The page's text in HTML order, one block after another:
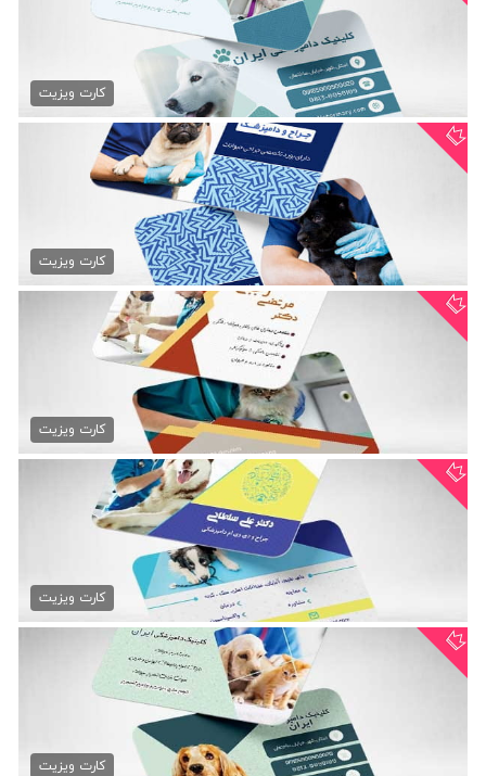
کارت ویزیت کلینیک دامپزشکی
کارت ویزیت
کارت ویزیت کلینیک دامپزشکی
79,000 تومان
کارت ویزیت
کارت ویزیت پزشک حیوانات
79,000 تومان
کارت ویزیت
دانلود کارت ویزیت دامپزشکی
79,000 تومان
کارت ویزیت
کارت ویزیت لایه باز...
79,000 تومان
کارت ویزیت